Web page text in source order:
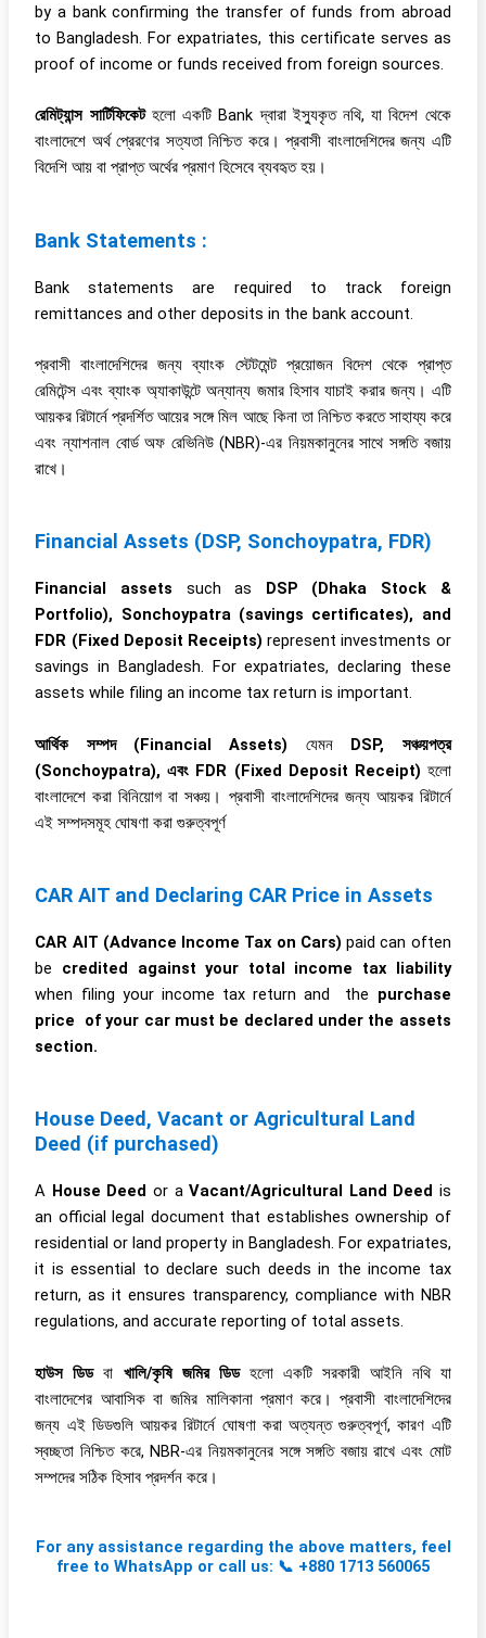
by a bank confirming the transfer of funds from abroad
to Bangladesh. For expatriates, this certificate serves as
proof of income or funds received from foreign sources.
রেমিট্যান্স সার্টিফিকেটহলো একটি Bank দ্বারা ইস্যুকৃত নথি, যা বিদেশ থেকে
বাংলাদেশে অর্থ প্রেরণের সত্যতা নিশ্চিত করে। প্রবাসী বাংলাদেশিদের জন্য এটি
বিদেশি আয় বা প্রাপ্ত অর্থের প্রমাণ হিসেবে ব্যবহৃত হয়।
Bank Statements :
Bank statements are required to track foreign
remittances and other deposits in the bank account.
প্রবাসী বাংলাদেশিদের জন্য ব্যাংক স্টেটমেন্ট প্রয়োজন বিদেশ থেকে প্রাপ্ত
রেমিটেন্স এবং ব্যাংক অ্যাকাউন্টে অন্যান্য জমার হিসাব যাচাই করার জন্য। এটি
আয়কর রিটার্নে প্রদর্শিত আয়ের সঙ্গে মিল আছে কিনা তা নিশ্চিত করতে সাহায্য করে
এবং ন্যাশনাল বোর্ড অফ রেভিনিউ (NBR)-এর নিয়মকানুনের সাথে সঙ্গতি বজায়
রাখে।
Financial Assets (DSP, Sonchoypatra, FDR)
Financial assets such as DSP (Dhaka Stock &
Portfolio), Sonchoypatra (savings certificates), and
FDR (Fixed Deposit Receipts) represent investments or
savings in Bangladesh. For expatriates, declaring these
assets while filing an income tax return is important.
আর্থিক সম্পদ (Financial Assets) যেমন DSP, সঞ্চয়পত্র
(Sonchoypatra), এবং FDR (Fixed Deposit Receipt) হলো
বাংলাদেশে করা বিনিয়োগ বা সঞ্চয়। প্রবাসী বাংলাদেশিদের জন্য আয়কর রিটার্নে
এই সম্পদসমূহ ঘোষণা করা গুরুত্বপূর্ণ
CAR AIT and Declaring CAR Price in Assets
CAR AIT (Advance Income Tax on Cars) paid can often
be credited against your total income tax liability
when filing your income tax return and the purchase
price of your car must be declared under the assets
section.
House Deed, Vacant or Agricultural Land
Deed (if purchased)
A House Deed or aVacant/Agricultural Land Deed is
an official legal document that establishes ownership of
residential or land property in Bangladesh. For expatriates,
it is essential to declare such deeds in the income tax
return, as it ensures transparency, compliance with NBR
regulations, and accurate reporting of total assets.
হাউস ডিডবা খালি/কৃষি জমির ডিডহলো একটি সরকারী আইনি নথি যা
বাংলাদেশের আবাসিক বা জমির মালিকানা প্রমাণ করে। প্রবাসী বাংলাদেশিদের
জন্য এই ডিডগুলি আয়কর রিটার্নে ঘোষণা করা অত্যন্ত গুরুত্বপূর্ণ, কারণ এটি
স্বচ্ছতা নিশ্চিত করে, NBR-এর নিয়মকানুনের সঙ্গে সঙ্গতি বজায় রাখে এবং মোট
সম্পদের সঠিক হিসাব প্রদর্শন করে।
For any assistance regarding the above matters, feel
free to WhatsApp or call us: 📞 +880 1713 560065